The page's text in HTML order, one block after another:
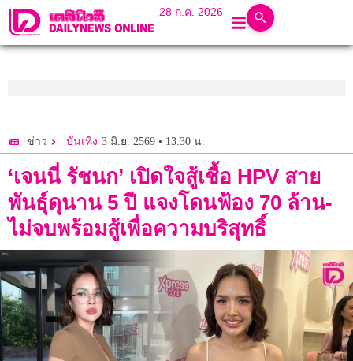
28 ก.ค. 2026
ข่าว บันเทิง 3 มิ.ย. 2569 • 13:30 น.
‘เจนนี่ รัชนก’ เปิดใจสู้เชื้อ HPV สาย
พันธุ์ดุนาน 5 ปี แจงโดนฟ้อง 70 ล้าน-
ไม่จบพร้อมสู้เพื่อความบริสุทธิ์